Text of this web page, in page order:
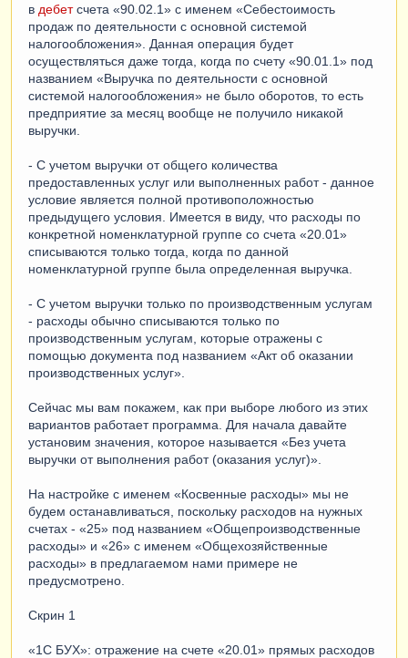
в дебетсчета «90.02.1» с именем «Себестоимость
продаж по деятельности с основной системой
налогообложения». Данная операция будет
осуществляться даже тогда, когда по счету «90.01.1» под
названием «Выручка по деятельности с основной
системой налогообложения» не было оборотов, то есть
предприятие за месяц вообще не получило никакой
выручки.
- С учетом выручки от общего количества
предоставленных услуг или выполненных работ - данное
условие является полной противоположностью
предыдущего условия. Имеется в виду, что расходы по
конкретной номенклатурной группе со счета «20.01»
списываются только тогда, когда по данной
номенклатурной группе была определенная выручка.
- С учетом выручки только по производственным услугам
- расходы обычно списываются только по
производственным услугам, которые отражены с
помощью документа под названием «Акт об оказании
производственных услуг».
Сейчас мы вам покажем, как при выборе любого из этих
вариантов работает программа. Для начала давайте
установим значения, которое называется «Без учета
выручки от выполнения работ (оказания услуг)».
На настройке с именем «Косвенные расходы» мы не
будем останавливаться, поскольку расходов на нужных
счетах - «25» под названием «Общепроизводственные
расходы» и «26» с именем «Общехозяйственные
расходы» в предлагаемом нами примере не
предусмотрено.
Скрин 1
«1С БУХ»: отражение на счете «20.01» прямых расходов